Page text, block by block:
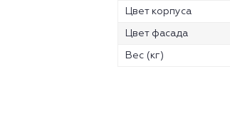
Цвет корпуса
Цвет фасада
Вес (кг)